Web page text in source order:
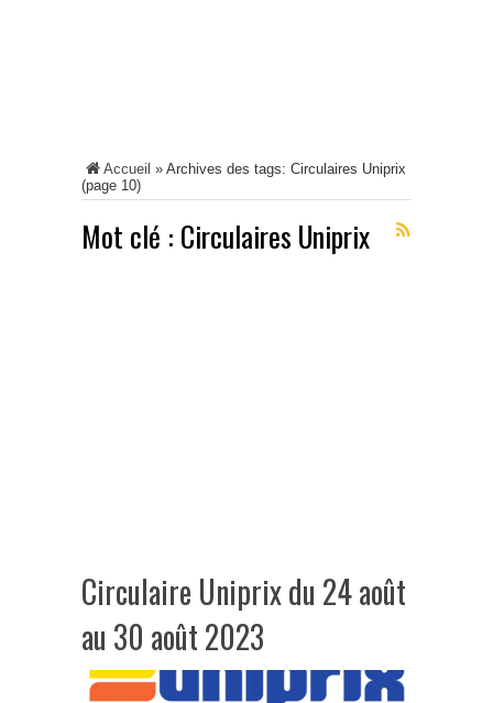
Accueil » Archives des tags: Circulaires Uniprix
(page 10)
Mot clé : Circulaires Uniprix
Circulaire Uniprix du 24 août
au 30 août 2023